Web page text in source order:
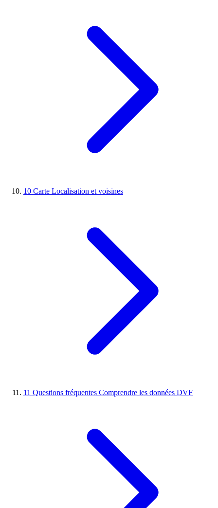
10 Carte Localisation et voisines
11 Questions fréquentes Comprendre les données DVF